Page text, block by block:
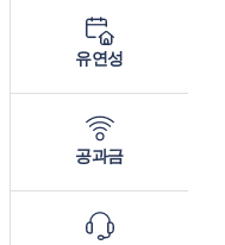
유연성
공과금